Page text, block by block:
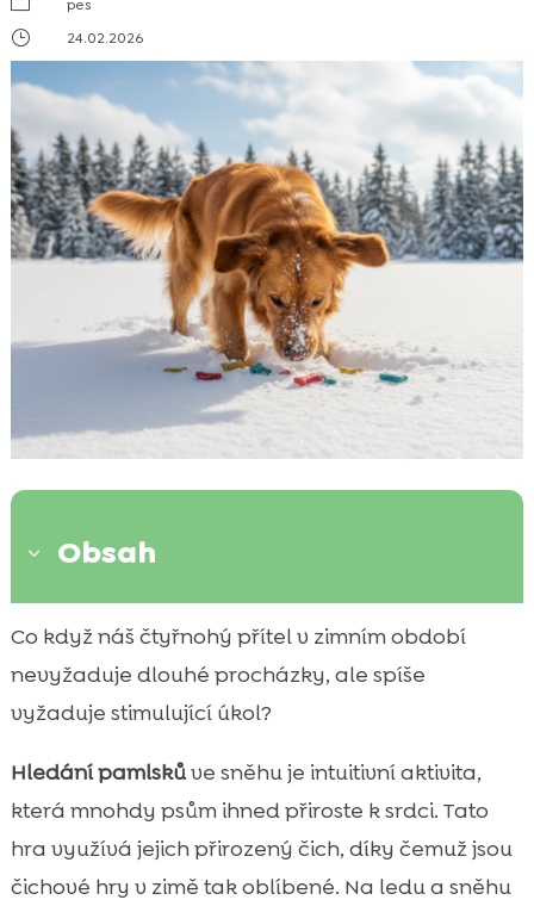
pes
}
24.02.2026
3 Obsah
 Proč je hledání pamlsků ve sněhu ideální
zimní hra pro psa
pes zima hledání skrytých pamlsků ve

Bezpečnost na prvním místě: sníh, led a
zimní rizika
Výběr místa: kde ve sněhu hledat pamlsky
Co když náš čtyřnohý přítel v zimním období
nevyžaduje dlouhé procházky, ale spíše
vyžaduje stimulující úkol?
Hledání pamlskůve sněhu je intuitivní aktivita,
která mnohdy psům ihned přiroste k srdci. Tato
hra využívá jejich přirozený čich, díky čemuž jsou
čichové hry v zimě tak oblíbené. Na ledu a sněhu